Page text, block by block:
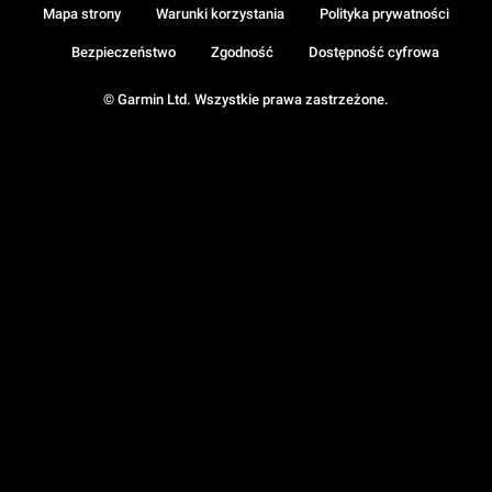
© Garmin Ltd. Wszystkie prawa zastrzeżone.
Mapa strony Warunki korzystania Polityka prywatności
Bezpieczeństwo Zgodność Dostępność cyfrowa